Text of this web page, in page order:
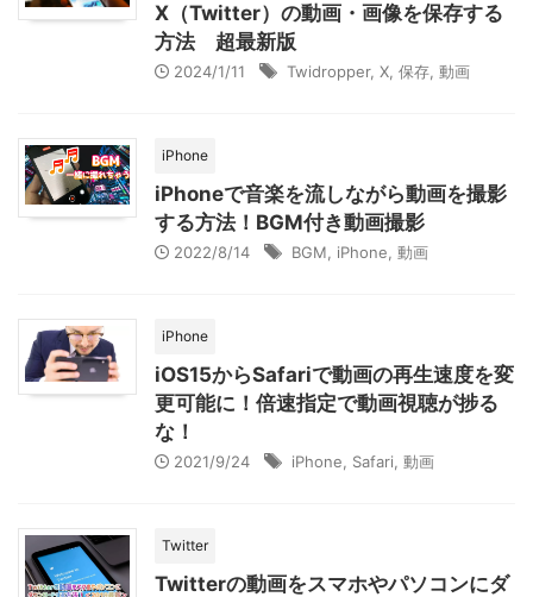
X（Twitter）の動画・画像を保存する
方法 超最新版
2024/1/11 Twidropper, X 保存 動画
iPhone
iPhoneで音楽を流しながら動画を撮影
する方法！BGM付き動画撮影
2022/8/14 BGM iPhone 動画
iPhone
iOS15からSafariで動画の再生速度を変
更可能に！倍速指定で動画視聴が捗る
な！
2021/9/24 iPhone Safari 動画
Twitter
Twitterの動画をスマホやパソコンにダ